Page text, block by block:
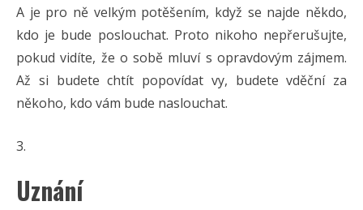
A je pro ně velkým potěšením, když se najde někdo,
kdo je bude poslouchat. Proto nikoho nepřerušujte,
pokud vidíte, že o sobě mluví s opravdovým zájmem.
Až si budete chtít popovídat vy, budete vděční za
někoho, kdo vám bude naslouchat.
Uznání